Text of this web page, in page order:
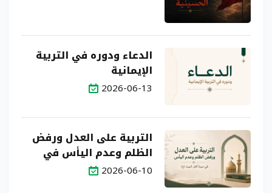
الدعاء ودوره في التربية
الإيمانية
2026-06-13
التربية على العدل ورفض
الظلم وعدم اليأس في
سيرة أهل البيت (ع)
2026-06-10